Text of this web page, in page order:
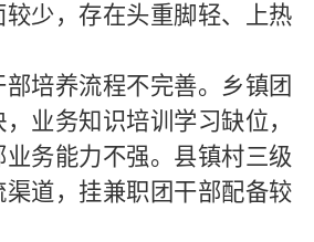
少，存在头重脚轻、上热
培养流程不完善。乡镇团
业务知识培训学习缺位，
务能力不强。县镇村三级
渠道，挂兼职团干部配备较